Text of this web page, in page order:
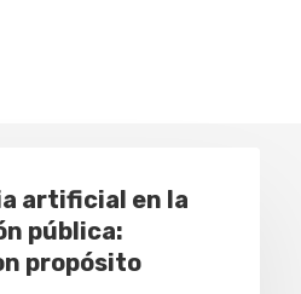
artificial en la
pública:
propósito